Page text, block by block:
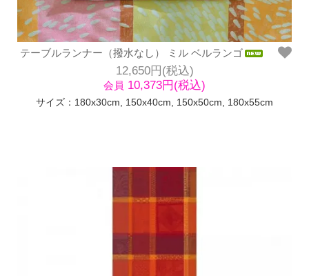
テーブルランナー（撥水なし） ミル ベルランゴ
12,650円(税込)
会員 10,373円(税込)
サイズ：180x30cm, 150x40cm, 150x50cm, 180x55cm